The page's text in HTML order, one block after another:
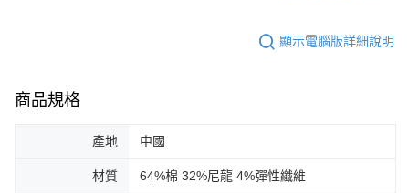
顯示電腦版詳細說明
商品規格
產地 中國
材質 64%棉 32%尼龍 4%彈性纖維